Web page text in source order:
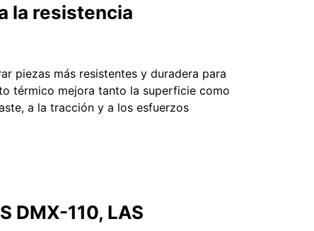
la resistencia
piezas más resistentes y duradera para
térmico mejora tanto la superficie como
a la tracción y a los esfuerzos
DMX-110, LAS